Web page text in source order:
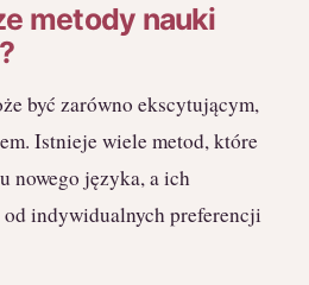
metody nauki
być zarówno ekscytującym,
Istnieje wiele metod, które
nowego języka, a ich
indywidualnych preferencji